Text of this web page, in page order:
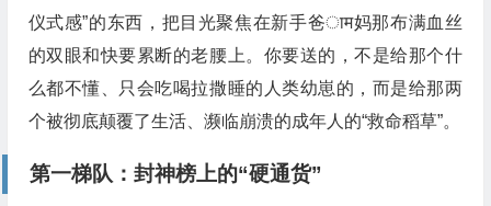
仪式感”的东西，把目光聚焦在新手爸ाम妈那布满血丝
的双眼和快要累断的老腰上。你要送的，不是给那个什
么都不懂、只会吃喝拉撒睡的人类幼崽的，而是给那两
个被彻底颠覆了生活、濒临崩溃的成年人的“救命稻草”。
第一梯队：封神榜上的“硬通货”